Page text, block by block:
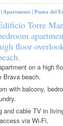
|Apartments |Punta del
Torre
floor
on a high
Brava beach.
with balcony,
and cable TV in
via Wi-Fi.